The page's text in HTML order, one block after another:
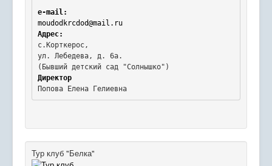
e-mail:
moudodkrcdod@mail.ru
Адрес:
с.Корткерос,
ул. Лебедева, д. 6а.
Директор
Попова Елена Гелиевна
Тур клуб "Белка"